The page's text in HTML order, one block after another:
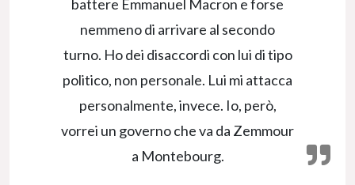
battere Emmanuel Macron e forse
nemmeno di arrivare al secondo
turno. Ho dei disaccordi con lui di tipo
politico, non personale. Lui mi attacca
personalmente, invece. Io, però,
vorrei un governo che va da Zemmour
a Montebourg.